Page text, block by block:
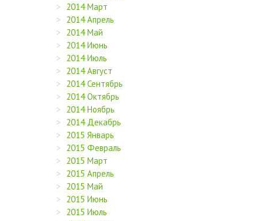
2014 Март
2014 Апрель
2014 Май
2014 Июнь
2014 Июль
2014 Август
2014 Сентябрь
2014 Октябрь
2014 Ноябрь
2014 Декабрь
2015 Январь
2015 Февраль
2015 Март
2015 Апрель
2015 Май
2015 Июнь
2015 Июль